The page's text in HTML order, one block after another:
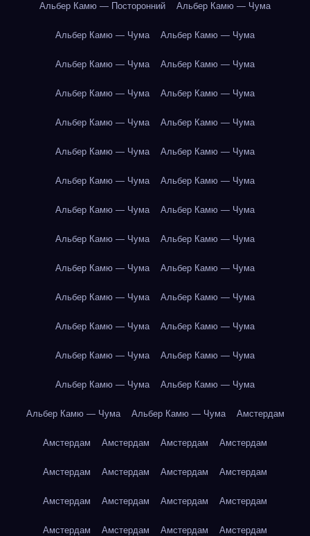
Альбер Камю — Посторонний Альбер Камю — Чума
Альбер Камю — Чума Альбер Камю — Чума
Альбер Камю — Чума Альбер Камю — Чума
Альбер Камю — Чума Альбер Камю — Чума
Альбер Камю — Чума Альбер Камю — Чума
Альбер Камю — Чума Альбер Камю — Чума
Альбер Камю — Чума Альбер Камю — Чума
Альбер Камю — Чума Альбер Камю — Чума
Альбер Камю — Чума Альбер Камю — Чума
Альбер Камю — Чума Альбер Камю — Чума
Альбер Камю — Чума Альбер Камю — Чума
Альбер Камю — Чума Альбер Камю — Чума
Альбер Камю — Чума Альбер Камю — Чума
Альбер Камю — Чума Альбер Камю — Чума
Альбер Камю — Чума Альбер Камю — Чума Амстердам
Амстердам Амстердам Амстердам Амстердам
Амстердам Амстердам Амстердам Амстердам
Амстердам Амстердам Амстердам Амстердам
Амстердам Амстердам Амстердам Амстердам